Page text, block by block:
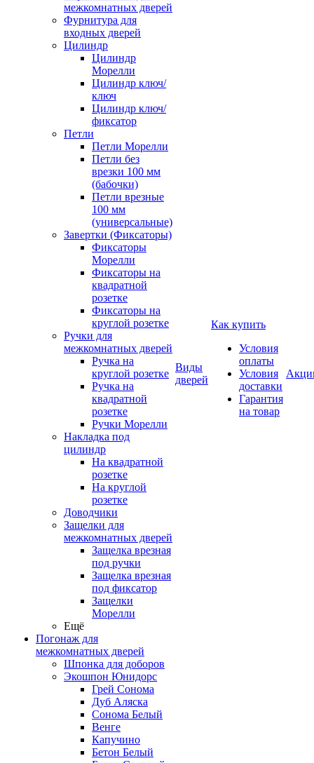
межкомнатных дверей
Фурнитура для
входных дверей
Цилиндр
Цилиндр
Морелли
Цилиндр ключ/
ключ
Цилиндр ключ/
фиксатор
Петли
Петли Морелли
Петли без
врезки 100 мм
(бабочки)
Петли врезные
100 мм
(универсальные)
Завертки (Фиксаторы)
Фиксаторы
Морелли
Фиксаторы на
квадратной
розетке
Фиксаторы на
круглой розетке
Ручки для
межкомнатных дверей
Ручка на
круглой розетке
Ручка на
квадратной
розетке
Ручки Морелли
Накладка под
цилиндр
На квадратной
розетке
На круглой
розетке
Доводчики
Защелки для
межкомнатных дверей
Защелка врезная
под ручки
Защелка врезная
под фиксатор
Защелки
Морелли
Ещё
Погонаж для
межкомнатных дверей
Шпонка для доборов
Экошпон Юнидорс
Грей Сонома
Дуб Аляска
Сонома Белый
Венге
Капучино
Бетон Белый
Виды
дверей
Как купить
Условия
оплаты
Условия
доставки
Гарантия
на товар